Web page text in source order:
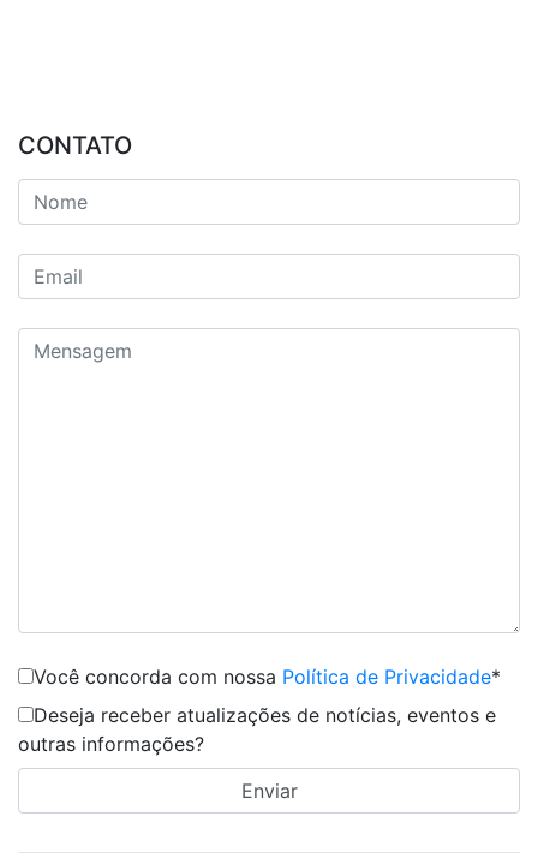
CONTATO
Você concorda com nossa Política de Privacidade*
Deseja receber atualizações de notícias, eventos e
outras informações?